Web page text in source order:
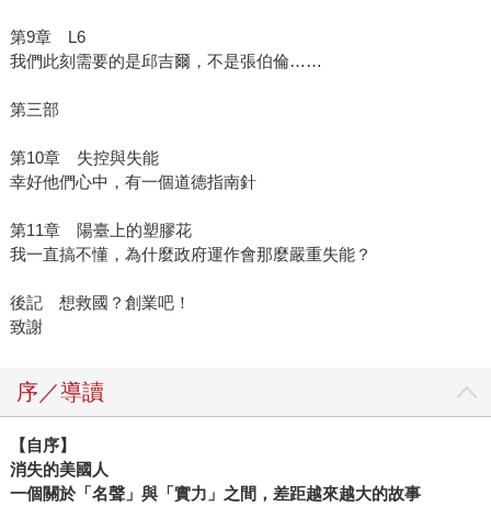
第9章 L6
我們此刻需要的是邱吉爾，不是張伯倫……
第三部
第10章 失控與失能
幸好他們心中，有一個道德指南針
第11章 陽臺上的塑膠花
我一直搞不懂，為什麼政府運作會那麼嚴重失能？
後記 想救國？創業吧！
致謝
序／導讀
【自序】
消失的美國人
一個關於「名聲」與「實力」之間，差距越來越大的故事